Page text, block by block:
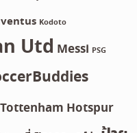
Kodoto
Utd Messi PSG
Tottenham Hotspur